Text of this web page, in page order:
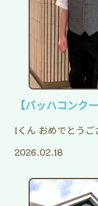
2026.04.10
新年度がスタート
いつも教室へのご
今年度も、音楽を
【バッハコンク
Iくん おめでとうご
2026.02.18